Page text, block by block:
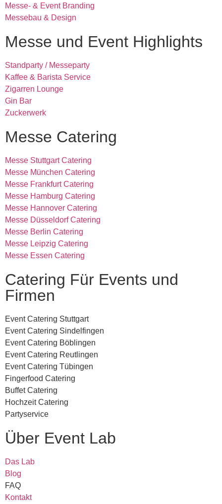
Messe- & Event Branding
Messebau & Design
Messe und Event Highlights
Standparty / Messeparty
Kaffee & Barista Service
Zigarren Lounge
Gin Bar
Zuckerwerk
Messe Catering
Messe Stuttgart Catering
Messe München Catering
Messe Frankfurt Catering
Messe Hamburg Catering
Messe Hannover Catering
Messe Düsseldorf Catering
Messe Berlin Catering
Messe Leipzig Catering
Messe Essen Catering
Catering Für Events und
Firmen
Event Catering Stuttgart
Event Catering Sindelfingen
Event Catering Böblingen
Event Catering Reutlingen
Event Catering Tübingen
Fingerfood Catering
Buffet Catering
Hochzeit Catering
Partyservice
Über Event Lab
Das Lab
Blog
FAQ
Kontakt